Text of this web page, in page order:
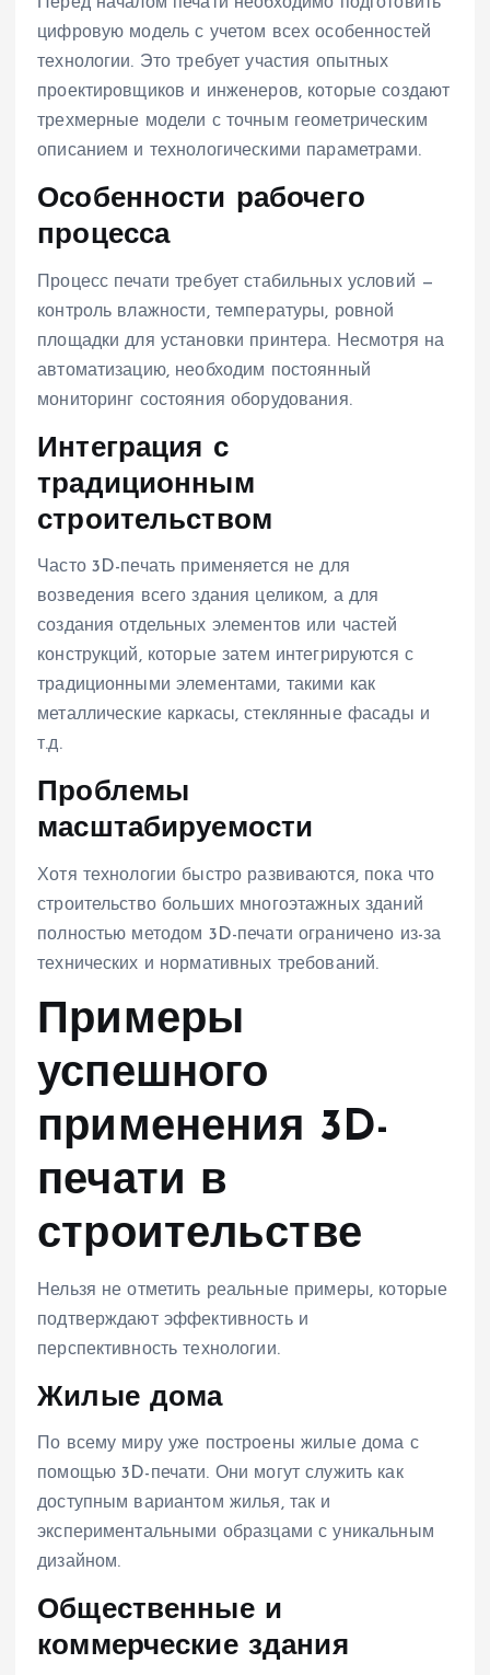
Перед началом печати необходимо подготовить
цифровую модель с учетом всех особенностей
технологии. Это требует участия опытных
проектировщиков и инженеров, которые создают
трехмерные модели с точным геометрическим
описанием и технологическими параметрами.
Особенности рабочего
процесса
Процесс печати требует стабильных условий —
контроль влажности, температуры, ровной
площадки для установки принтера. Несмотря на
автоматизацию, необходим постоянный
мониторинг состояния оборудования.
Интеграция с
традиционным
строительством
Часто 3D-печать применяется не для
возведения всего здания целиком, а для
создания отдельных элементов или частей
конструкций, которые затем интегрируются с
традиционными элементами, такими как
металлические каркасы, стеклянные фасады и
т.д.
Проблемы
масштабируемости
Хотя технологии быстро развиваются, пока что
строительство больших многоэтажных зданий
полностью методом 3D-печати ограничено из-за
технических и нормативных требований.
Примеры
успешного
применения 3D-
печати в
строительстве
Нельзя не отметить реальные примеры, которые
подтверждают эффективность и
перспективность технологии.
Жилые дома
По всему миру уже построены жилые дома с
помощью 3D-печати. Они могут служить как
доступным вариантом жилья, так и
экспериментальными образцами с уникальным
дизайном.
Общественные и
коммерческие здания